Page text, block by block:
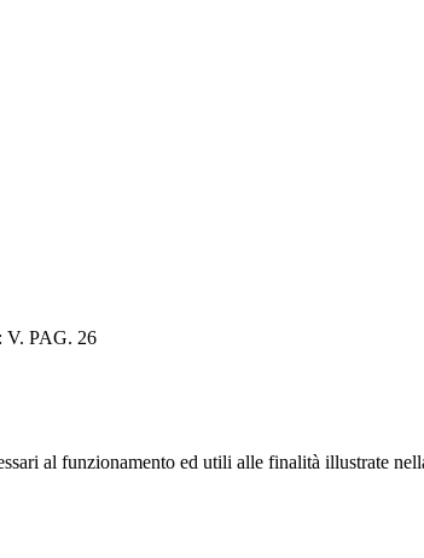
V. PAG. 26
al funzionamento ed utili alle finalità illustrate